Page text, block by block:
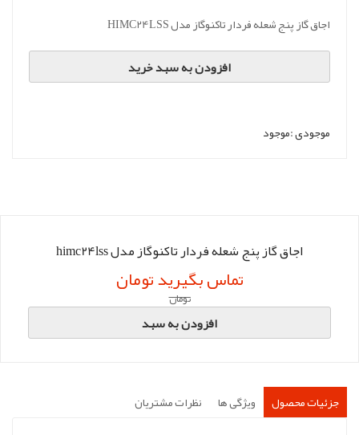
اجاق گاز پنج شعله فردار تاکنوگاز مدل HIMC24LSS
افزودن به سبد خرید
موجودی :موجود
اجاق گاز پنج شعله فردار تاکنوگاز مدل himc24lss
تماس بگیرید تومان
تومان
افزودن به سبد
جزئیات محصول ویژگی ها نظرات مشتریان